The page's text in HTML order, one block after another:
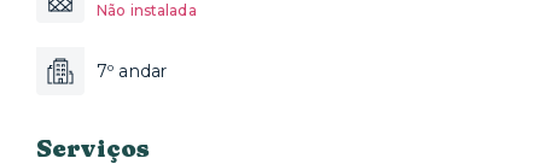
Não instalada
7º andar
Serviços